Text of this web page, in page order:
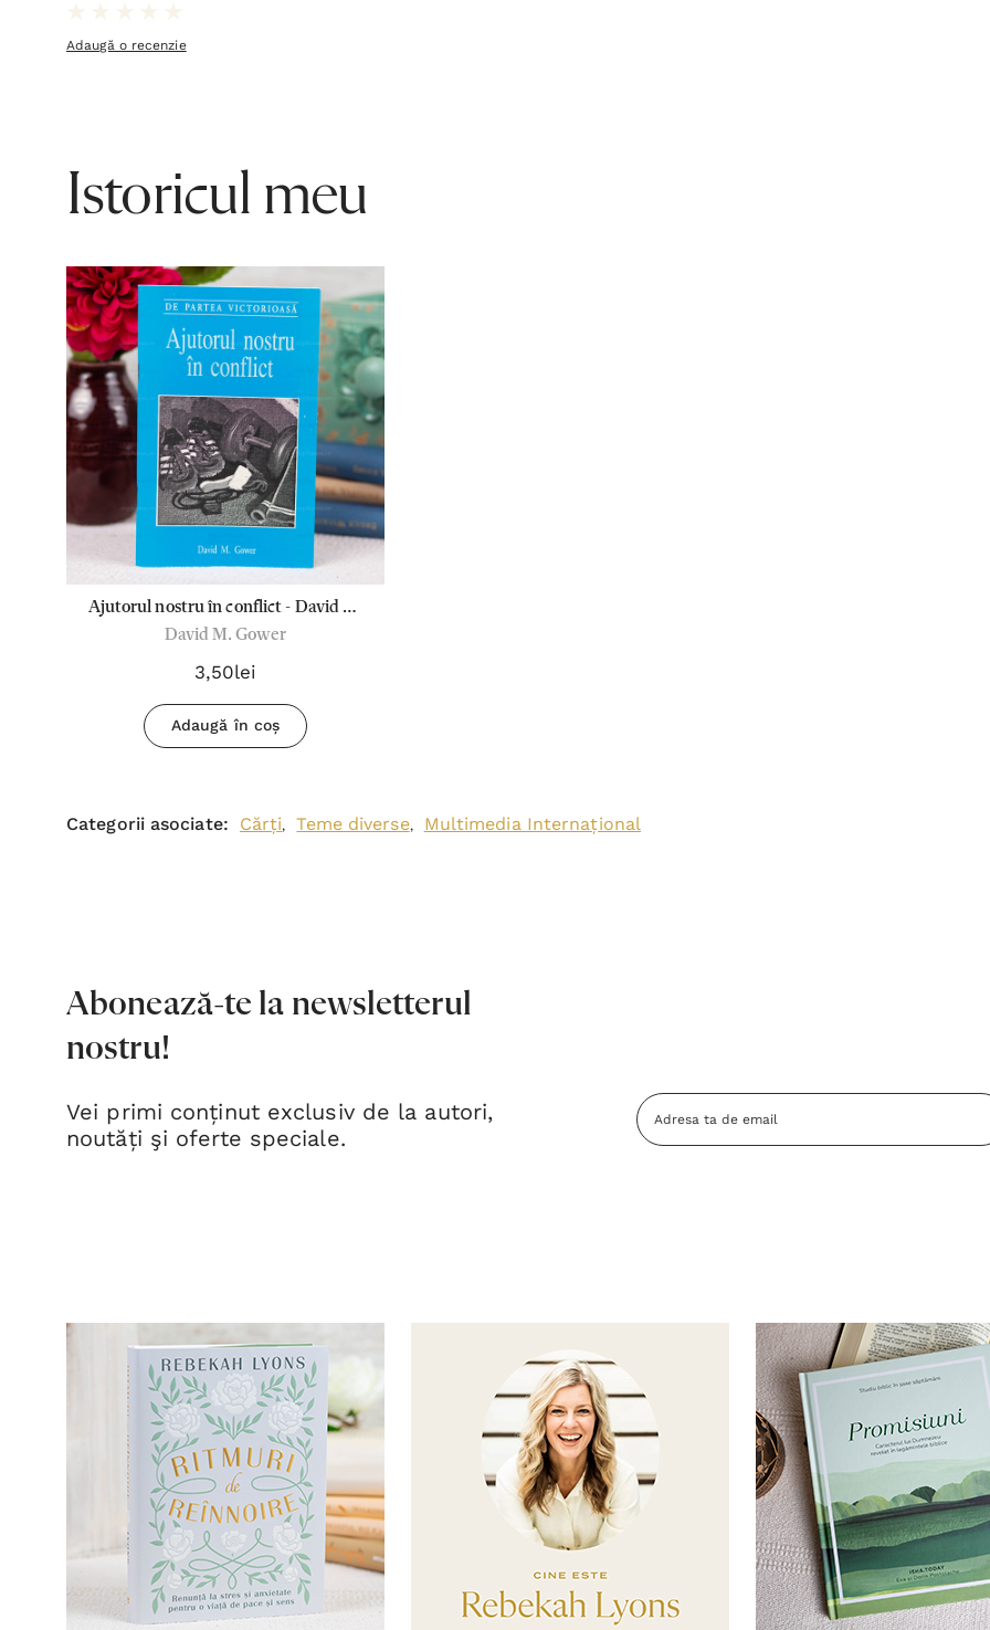
Adaugă o recenzie
Istoricul meu
Ajutorul nostru în conflict - David M.
Gower
David M. Gower
3,50lei
Adaugă în coș
Categorii asociate: Cărți, Teme diverse, Multimedia Internațional
Abonează-te la newsletterul
nostru!
Vei primi conținut exclusiv de la autori,
noutăți şi oferte speciale.
Adresa
Email